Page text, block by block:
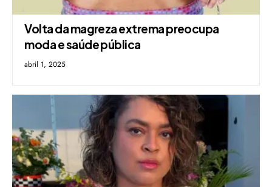
Volta da magreza extrema preocupa
moda e saúde pública
abril 1, 2025